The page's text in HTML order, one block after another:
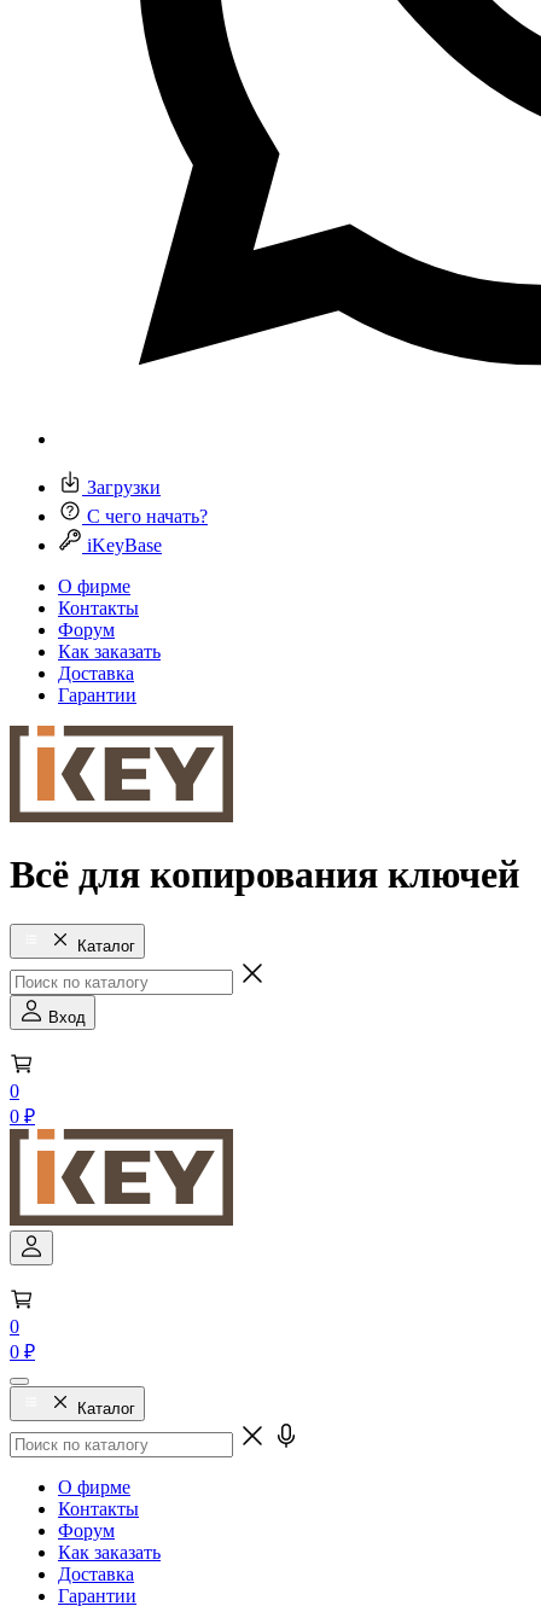
Загрузки
С чего начать?
iKeyBase
О фирме
Контакты
Форум
Как заказать
Доставка
Гарантии
Всё для копирования ключей
Каталог
Вход
0
0 ₽
0
0 ₽
Каталог
О фирме
Контакты
Форум
Как заказать
Доставка
Гарантии